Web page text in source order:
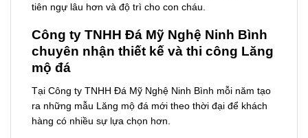
tiên ngự lâu hơn và độ trì cho con cháu.
Công ty TNHH Đá Mỹ Nghệ Ninh Bình
chuyên nhận thiết kế và thi công Lăng
mộ đá
Tại Công ty TNHH Đá Mỹ Nghệ Ninh Bình mỗi năm tạo
ra những mẫu Lăng mộ đá mới theo thời đại để khách
hàng có nhiều sự lựa chọn hơn.